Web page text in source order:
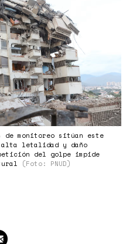
monitoreo sitúan este
alta letalidad y daño
del golpe impide
(Foto: PNUD)